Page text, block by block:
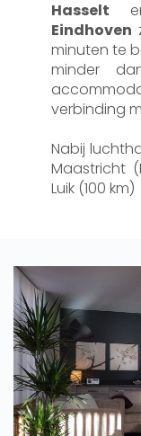
Hasselt
Eindhoven
minuten te
minder
verbinding
Nabij
Maastricht
Luik (100 km)